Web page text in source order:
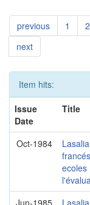
previous 1 2
next
Item hits:
Issue
Date
Title
Oct-1984
ecoles